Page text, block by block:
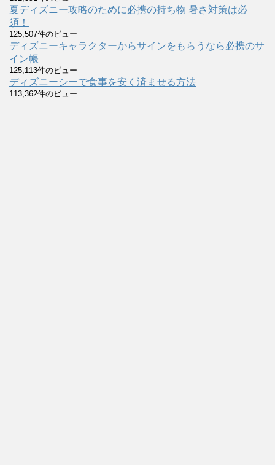
夏ディズニー攻略のために必携の持ち物 暑さ対策は必
須！
125,507件のビュー
ディズニーキャラクターからサインをもらうなら必携のサ
イン帳
125,113件のビュー
ディズニーシーで食事を安く済ませる方法
113,362件のビュー